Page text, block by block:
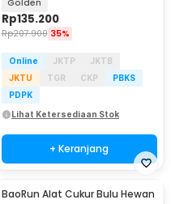
Golden
Rp135.200
Rp207.900 35%
Online JKTP
JKTB
JKTU
TGR CKP
PBKS
PDPK
Lihat Ketersediaan Stok
+ Keranjang
BaoRun Alat Cukur Bulu Hewan